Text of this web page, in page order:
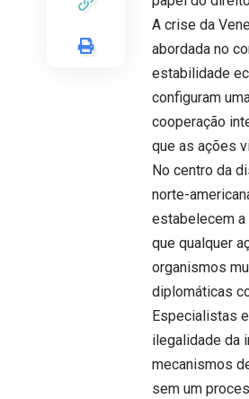
A crise da
abordada no
estabilidade
configuram
cooperação
que as ações
No centro da
norte-
estabelecem a
que qualquer
organismos
diplomáticas
Especialistas
ilegalidade da
mecanismos
sem um